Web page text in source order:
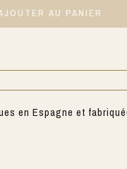
AU PANIER
en Espagne et